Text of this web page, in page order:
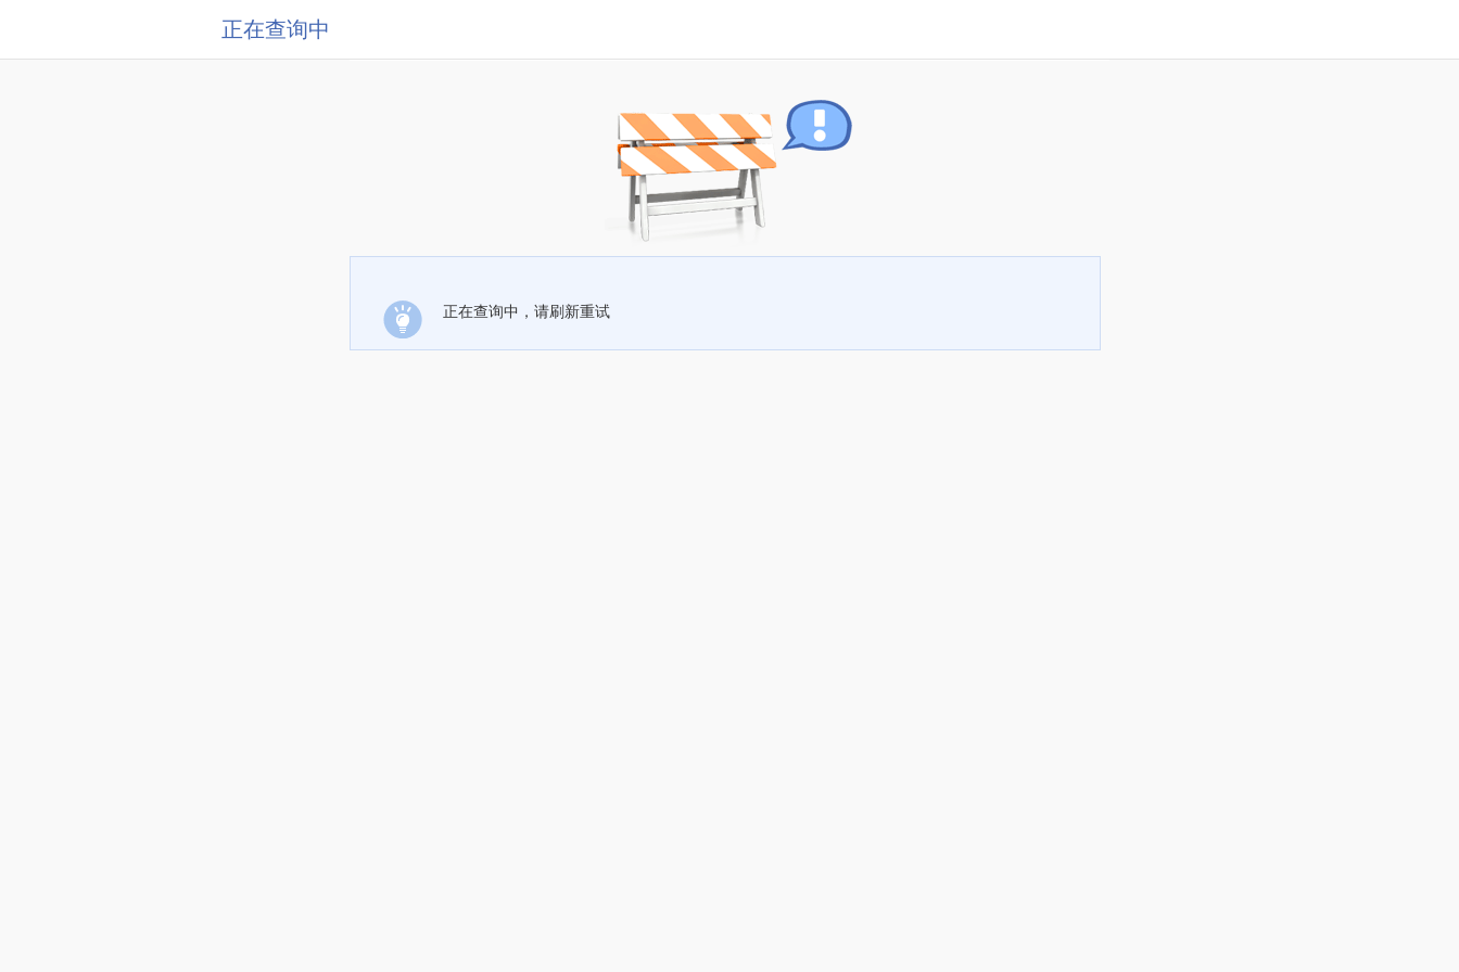
正在查询中
正在查询中，请刷新重试